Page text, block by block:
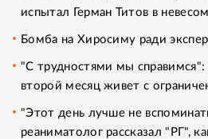
испытал Герман Титов в
Бомба на Хиросиму ради
"С трудностями мы справимся":
второй месяц живет с
"Этот день лучше не
реаниматолог рассказал "РГ",